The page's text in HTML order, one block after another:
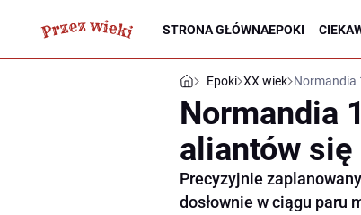
STRONA GŁÓWNAEPOKI
Epoki XX wiek Normandia
Normandia
aliantów się
Precyzyjnie
dosłownie w ciągu paru